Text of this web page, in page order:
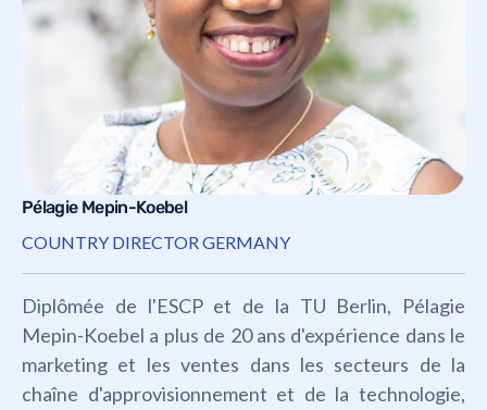
Pélagie Mepin-Koebel
COUNTRY DIRECTOR GERMANY
Diplômée de l'ESCP et de la TU Berlin, Pélagie
Mepin-Koebel a plus de 20 ans d'expérience dans le
marketing et les ventes dans les secteurs de la
chaîne d'approvisionnement et de la technologie,